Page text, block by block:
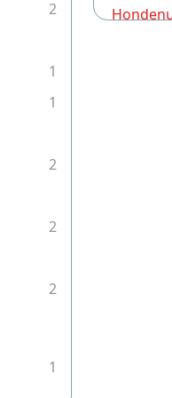
2
1
1
2
2
2
1